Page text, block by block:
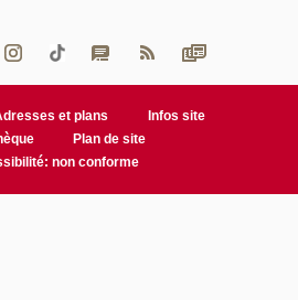
et plans
Infos site
Plan de site
non conforme